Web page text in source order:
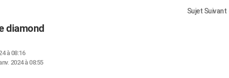
Sujet Suivant
diamond
à 08:16
2024 à 08:55